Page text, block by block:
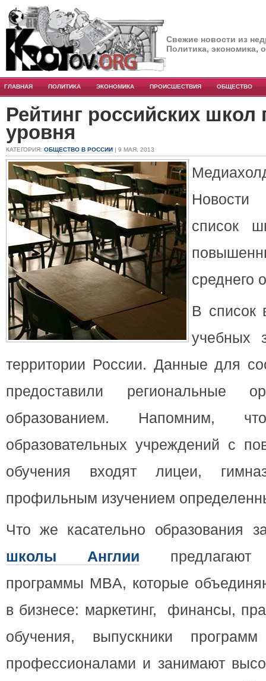
Свежие новости из
Политика, экономика,
ГЛАВНАЯ ПОЛИТИКА ЭКОНОМИКА ПРОИСШЕСТВИЯ ОБЩЕСТВО
Рейтинг российских
уровня
КАТЕГОРИЯ: ОБЩЕСТВО В РОССИИ | 9 МАЯ, 2013
список
среднего
В список
учебных
территории России. Данные для
предоставили региональные
образованием. Напомним,
образовательных учреждений с
обучения входят лицеи,
профильным изучением
Что же касательно образования
школы Англии предлагают
программы MBA, которые
в бизнесе: маркетинг, финансы,
обучения, выпускники
профессионалами и занимают